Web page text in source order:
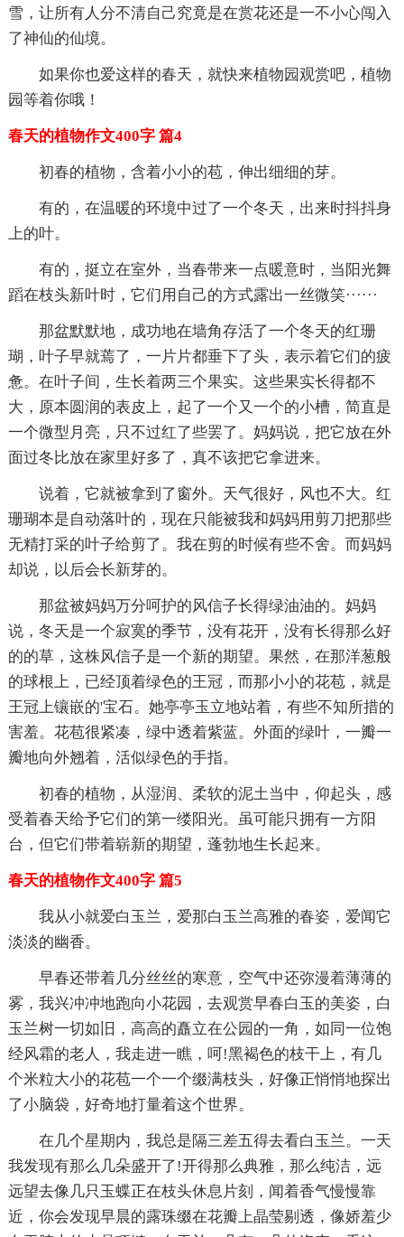
雪，让所有人分不清自己究竟是在赏花还是一不小心闯入
了神仙的仙境。
如果你也爱这样的春天，就快来植物园观赏吧，植物
园等着你哦！
春天的植物作文400字 篇4
初春的植物，含着小小的苞，伸出细细的芽。
有的，在温暖的环境中过了一个冬天，出来时抖抖身
上的叶。
有的，挺立在室外，当春带来一点暖意时，当阳光舞
蹈在枝头新叶时，它们用自己的方式露出一丝微笑······
那盆默默地，成功地在墙角存活了一个冬天的红珊
瑚，叶子早就蔫了，一片片都垂下了头，表示着它们的疲
惫。在叶子间，生长着两三个果实。这些果实长得都不
大，原本圆润的表皮上，起了一个又一个的小槽，简直是
一个微型月亮，只不过红了些罢了。妈妈说，把它放在外
面过冬比放在家里好多了，真不该把它拿进来。
说着，它就被拿到了窗外。天气很好，风也不大。红
珊瑚本是自动落叶的，现在只能被我和妈妈用剪刀把那些
无精打采的叶子给剪了。我在剪的时候有些不舍。而妈妈
却说，以后会长新芽的。
那盆被妈妈万分呵护的风信子长得绿油油的。妈妈
说，冬天是一个寂寞的季节，没有花开，没有长得那么好
的的草，这株风信子是一个新的期望。果然，在那洋葱般
的球根上，已经顶着绿色的王冠，而那小小的花苞，就是
王冠上镶嵌的'宝石。她亭亭玉立地站着，有些不知所措的
害羞。花苞很紧凑，绿中透着紫蓝。外面的绿叶，一瓣一
瓣地向外翘着，活似绿色的手指。
初春的植物，从湿润、柔软的泥土当中，仰起头，感
受着春天给予它们的第一缕阳光。虽可能只拥有一方阳
台，但它们带着崭新的期望，蓬勃地生长起来。
春天的植物作文400字 篇5
我从小就爱白玉兰，爱那白玉兰高雅的春姿，爱闻它
淡淡的幽香。
早春还带着几分丝丝的寒意，空气中还弥漫着薄薄的
雾，我兴冲冲地跑向小花园，去观赏早春白玉的美姿，白
玉兰树一切如旧，高高的矗立在公园的一角，如同一位饱
经风霜的老人，我走进一瞧，呵!黑褐色的枝干上，有几
个米粒大小的花苞一个一个缀满枝头，好像正悄悄地探出
了小脑袋，好奇地打量着这个世界。
在几个星期内，我总是隔三差五得去看白玉兰。一天
我发现有那么几朵盛开了!开得那么典雅，那么纯洁，远
远望去像几只玉蝶正在枝头休息片刻，闻着香气慢慢靠
近，你会发现早晨的露珠缀在花瓣上晶莹剔透，像娇羞少